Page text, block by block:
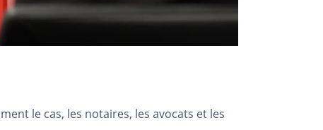
le cas, les notaires, les avocats et les